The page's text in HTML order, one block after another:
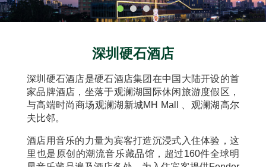
深圳硬石酒店
深圳硬石酒店是硬石酒店集团在中国大陆开设的首
家品牌酒店，坐落于观澜湖国际休闲旅游度假区，
与高端时尚商场观澜湖新城MH Mall 、观澜湖高尔
夫比邻。
酒店用音乐的力量为宾客打造沉浸式入住体验，这
里也是原创的潮流音乐藏品馆，超过160件全球明